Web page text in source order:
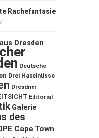
Rachefantasie
Dresden
Deutsche
Drei Haselnüsse
Dresdner
Editorial
Galerie
des
Cape Town